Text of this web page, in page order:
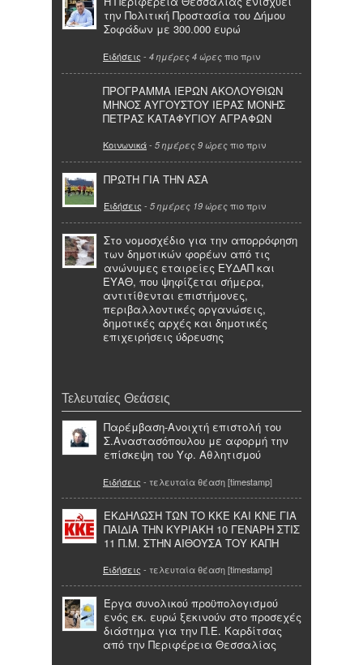
την Πολιτική Προστασία του Δήμου
Σοφάδων με 300.000 ευρώ
Ειδήσεις - 4 ημέρες 4 ώρες πιο πριν
ΠΡΟΓΡΑΜΜΑ ΙΕΡΩΝ ΑΚΟΛΟΥΘΙΩΝ
ΜΗΝΟΣ ΑΥΓΟΥΣΤΟΥ ΙΕΡΑΣ ΜΟΝΗΣ
ΠΕΤΡΑΣ ΚΑΤΑΦΥΓΙΟΥ ΑΓΡΑΦΩΝ
Κοινωνικά- 5 ημέρες 9 ώρες πιο πριν
ΠΡΩΤΗ ΓΙΑ ΤΗΝ ΑΣΑ
Ειδήσεις - 5 ημέρες 19 ώρες πιο πριν
Στο νομοσχέδιο για την απορρόφηση
των δημοτικών φορέων από τις
ανώνυμες εταιρείες ΕΥΔΑΠ και
ΕΥΑΘ, που ψηφίζεται σήμερα,
αντιτίθενται επιστήμονες,
περιβαλλοντικές οργανώσεις,
δημοτικές αρχές και δημοτικές
επιχειρήσεις ύδρευσης
Τελευταίες Θεάσεις
Παρέμβαση-Ανοιχτή επιστολή του
Σ.Αναστασόπουλου με αφορμή την
επίσκεψη του Υφ. Αθλητισμού
Ειδήσεις - τελευταία θέαση [timestamp]
ΕΚΔΗΛΩΣΗ ΤΩΝ ΤΟ ΚΚΕ ΚΑΙ ΚΝΕ ΓΙΑ
ΠΑΙΔΙΑ ΤΗΝ ΚΥΡΙΑΚΗ 10 ΓΕΝΑΡΗ ΣΤΙΣ
11 Π.Μ. ΣΤΗΝ ΑΙΘΟΥΣΑ ΤΟΥ ΚΑΠΗ
Ειδήσεις - τελευταία θέαση [timestamp]
Έργα συνολικού προϋπολογισμού
ενός εκ. ευρώ ξεκινούν στο προσεχές
διάστημα για την Π.Ε. Καρδίτσας
από την Περιφέρεια Θεσσαλίας